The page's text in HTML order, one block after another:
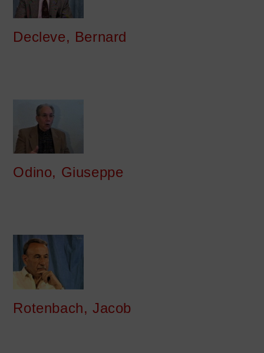
Decleve, Bernard
Odino, Giuseppe
Rotenbach, Jacob